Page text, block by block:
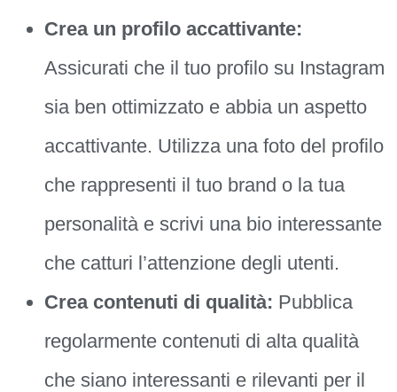
Crea un profilo accattivante:
Assicurati che il tuo profilo su Instagram
sia ben ottimizzato e abbia un aspetto
accattivante. Utilizza una foto del profilo
che rappresenti il tuo brand o la tua
personalità e scrivi una bio interessante
che catturi l’attenzione degli utenti.
Crea contenuti di qualità: Pubblica
regolarmente contenuti di alta qualità
che siano interessanti e rilevanti per il